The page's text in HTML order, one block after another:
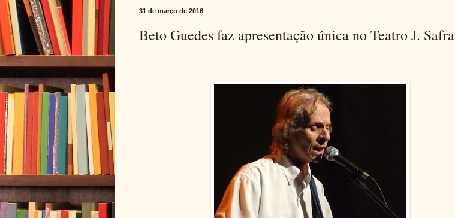
31 de março de 2016
Beto Guedes faz apresentação única no Teatro J. Safra